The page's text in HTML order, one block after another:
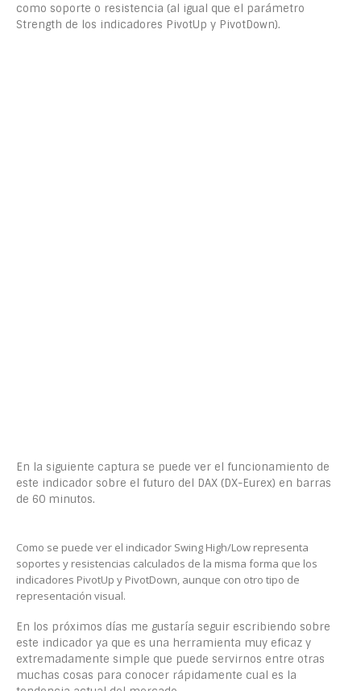
como soporte o resistencia (al igual que el parámetro
Strength de los indicadores PivotUp y PivotDown).
En la siguiente captura se puede ver el funcionamiento de
este indicador sobre el futuro del DAX (DX-Eurex) en barras
de 60 minutos.
Como se puede ver el indicador Swing High/Low representa
soportes y resistencias calculados de la misma forma que los
indicadores PivotUp y PivotDown, aunque con otro tipo de
representación visual.
En los próximos días me gustaría seguir escribiendo sobre
este indicador ya que es una herramienta muy eficaz y
extremadamente simple que puede servirnos entre otras
muchas cosas para conocer rápidamente cual es la